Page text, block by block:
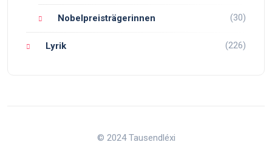
Nobelpreisträgerinnen (30)
Lyrik (226)
© 2024 Tausendléxi